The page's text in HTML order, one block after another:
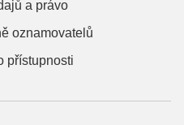
a právo
oznamovatelů
přístupnosti